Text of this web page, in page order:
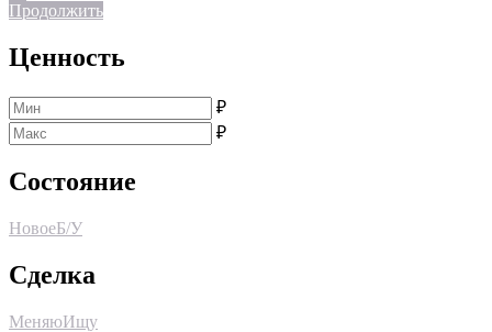
Продолжить
Ценность
₽
₽
Состояние
НовоеБ/У
Сделка
МеняюИщу